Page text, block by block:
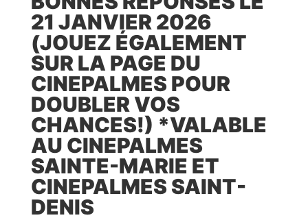
21 JANVIER 2026
(JOUEZ ÉGALEMENT
SUR LA PAGE DU
CINEPALMES POUR
DOUBLER VOS
CHANCES!) *VALABLE
AU CINEPALMES
SAINTE-MARIE ET
CINEPALMES SAINT-
DENIS